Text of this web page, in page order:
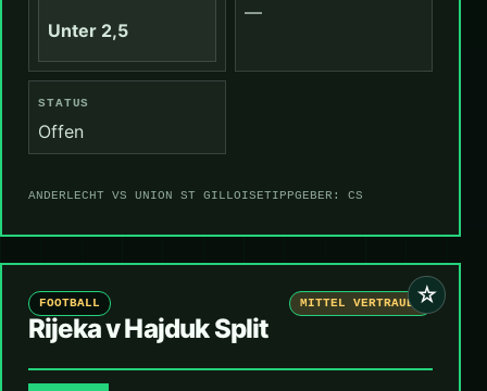
Unter 2,5
—
STATUS
Offen
ANDERLECHT VS UNION ST GILLOISETIPPGEBER: CS
☆
FOOTBALL MITTEL VERTRAUEN
Rijeka v Hajduk Split